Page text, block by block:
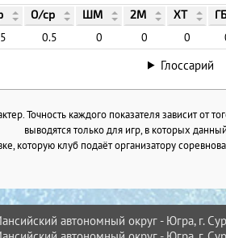
О/ср ШМ 2М ХТ
0.5 0 0 0
Глоссарий
Точность каждого показателя зависит от
выводятся только для игр, в которых
которую клуб подаёт организатору
автономный округ - Югра, г.